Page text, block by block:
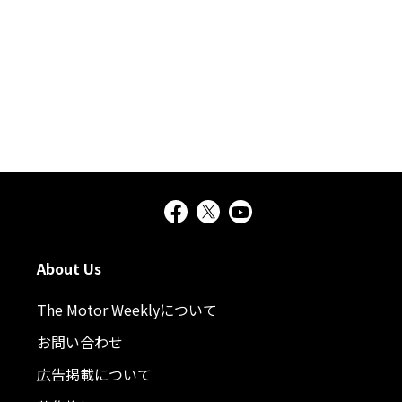
About Us
The Motor Weeklyについて
お問い合わせ
広告掲載について